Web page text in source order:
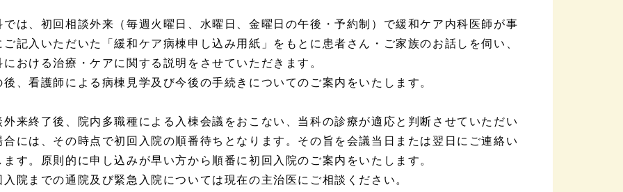
では、初回相談外来（毎週火曜日、水曜日、金曜日の午後・予約制）で緩和ケア内科医師が事
ご記入いただいた「緩和ケア病棟申し込み用紙」をもとに患者さん・ご家族のお話しを伺い、
における治療・ケアに関する説明をさせていただきます。
後、看護師による病棟見学及び今後の手続きについてのご案内をいたします。
外来終了後、院内多職種による入棟会議をおこない、当科の診療が適応と判断させていただい
合には、その時点で初回入院の順番待ちとなります。その旨を会議当日または翌日にご連絡い
ます。原則的に申し込みが早い方から順番に初回入院のご案内をいたします。
入院までの通院及び緊急入院については現在の主治医にご相談ください。